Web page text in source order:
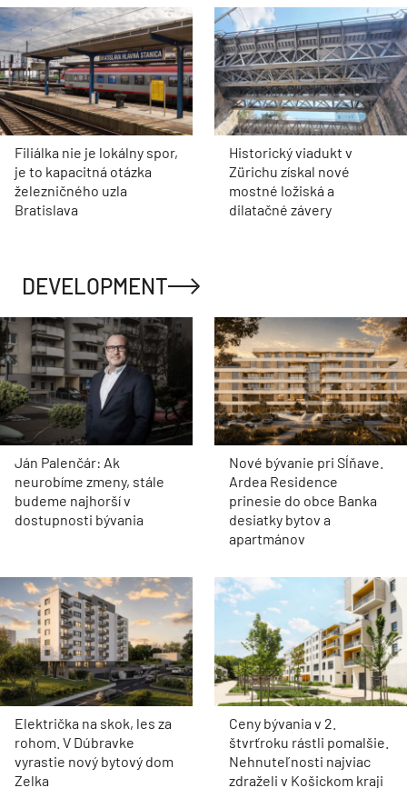
Filiálka nie je lokálny spor,
je to kapacitná otázka
železničného uzla
Bratislava
Historický viadukt v
Zürichu získal nové
mostné ložiská a
dilatačné závery
DEVELOPMENT
Ján Palenčár: Ak
neurobíme zmeny, stále
budeme najhorší v
dostupnosti bývania
Nové bývanie pri Sĺňave.
Ardea Residence
prinesie do obce Banka
desiatky bytov a
apartmánov
Električka na skok, les za
rohom. V Dúbravke
vyrastie nový bytový dom
Zelka
Ceny bývania v 2.
štvrťroku rástli pomalšie.
Nehnuteľnosti najviac
zdraželi v Košickom kraji